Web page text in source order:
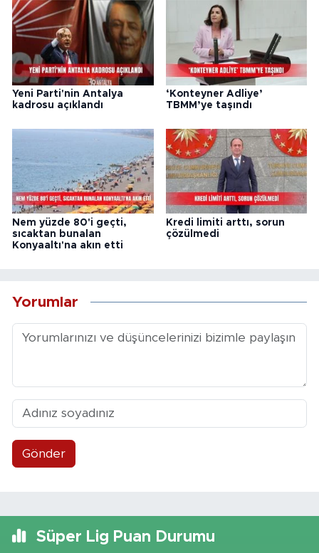
Yeni Parti'nin Antalya
kadrosu açıklandı
‘Konteyner Adliye’
TBMM’ye taşındı
Nem yüzde 80'i geçti,
sıcaktan bunalan
Konyaaltı'na akın etti
Kredi limiti arttı, sorun
çözülmedi
Yorumlar
Gönder
Süper Lig Puan Durumu